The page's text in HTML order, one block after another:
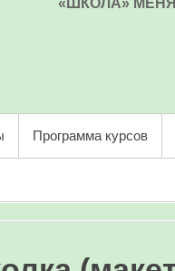
«ШКОЛА»
Программа курсов